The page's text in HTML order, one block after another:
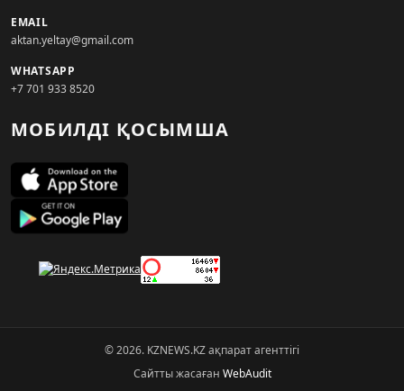
EMAIL
aktan.yeltay@gmail.com
WHATSAPP
+7 701 933 8520
МОБИЛДІ ҚОСЫМША
© 2026. KZNEWS.KZ ақпарат агенттігі
Сайтты жасаған WebAudit